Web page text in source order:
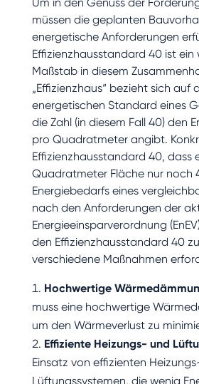
müssen die geplanten
energetische Anforderungen
Effizienzhausstandard 40 ist ein
Maßstab in diesem
„Effizienzhaus“ bezieht sich auf
energetischen Standard eines
die Zahl (in diesem Fall 40) den
pro Quadratmeter angibt.
Effizienzhausstandard 40, dass
Quadratmeter Fläche nur noch
Energiebedarfs eines
nach den Anforderungen der
Energieeinsparverordnung
den Effizienzhausstandard 40
verschiedene Maßnahmen
Hochwertige
muss eine hochwertige
um den Wärmeverlust zu
Effiziente Heizungs- und
Einsatz von effizienten
Lüftungssystemen, die wenig